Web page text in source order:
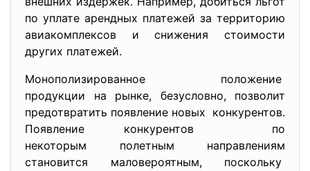
по уплате арендных платежей за территорию
авиакомплексов и снижения стоимости
других платежей.
Монополизированное положение
продукции на рынке, безусловно, позволит
предотвратить появление новых конкурентов.
Появление конкурентов по
некоторым полетным направлениям
становится маловероятным, поскольку